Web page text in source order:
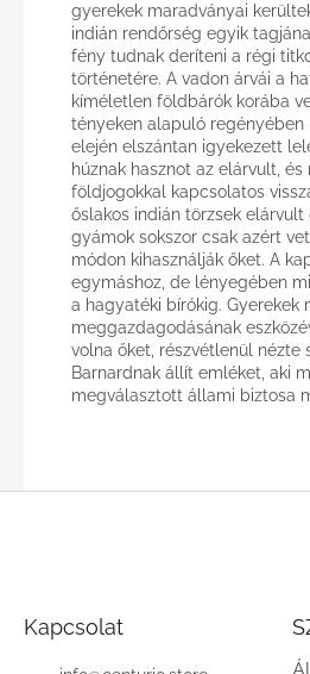
gyerekek maradványai
indián rendőrség egyik
fény tudnak deríteni a régi
történetére. A vadon árvái a
kíméletlen földbárók korába
tényeken alapuló regényében
elején elszántan igyekezett
húznak hasznot az elárvult,
földjogokkal kapcsolatos
őslakos indián törzsek
gyámok sokszor csak azért
módon kihasználják őket. A
egymáshoz, de lényegében
a hagyatéki bírókig.
meggazdagodásának
volna őket, részvétlenül nézte
Barnardnak állít emléket, aki
megválasztott állami biztosa
Kapcsolat